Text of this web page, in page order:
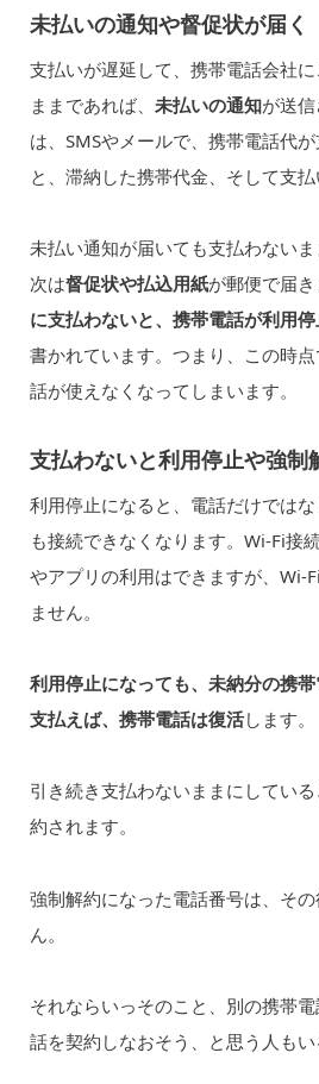
未払いの通知や督促状が届く
支払いが遅延して、携帯電話会社
ままであれば、 未払いの通知が送
は、SMSやメールで、携帯電話代
と、滞納した携帯代金、そして支払
未払い通知が届いても支払わない
次は督促状や払込用紙が郵便で届
に支払わないと、携帯電話が利用
書かれています。つまり、この時
話が使えなくなってしまいます。
支払わないと利用停止や強制
利用停止になると、電話だけでは
も接続できなくなります。Wi-Fi接
やアプリの利用はできますが、Wi-
ません。
利用停止になっても、未納分の携
支払えば、携帯電話は復活します。
引き続き支払わないままにしてい
約されます。
強制解約になった電話番号は、そ
ん。
それならいっそのこと、別の携帯
話を契約しなおそう、と思う人もい